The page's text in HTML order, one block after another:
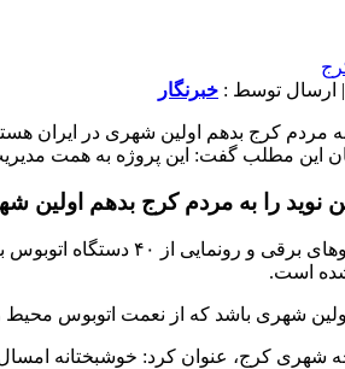
خبرنگار
مردم کرج بدهم اولین شهری در ایران
نوید را به مردم کرج بدهم اولین
مهرداد کیانی شهردار کرج
شده است.
شهری باشد که از نعمت اتوبوس محیط‌
خوشبختانه امسال بودجه شهری از حدود چهار